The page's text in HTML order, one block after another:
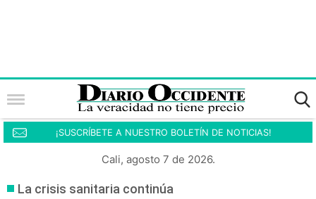
¡SUSCRÍBETE A NUESTRO BOLETÍN DE NOTICIAS!
Cali, agosto 7 de 2026.
La crisis sanitaria continúa